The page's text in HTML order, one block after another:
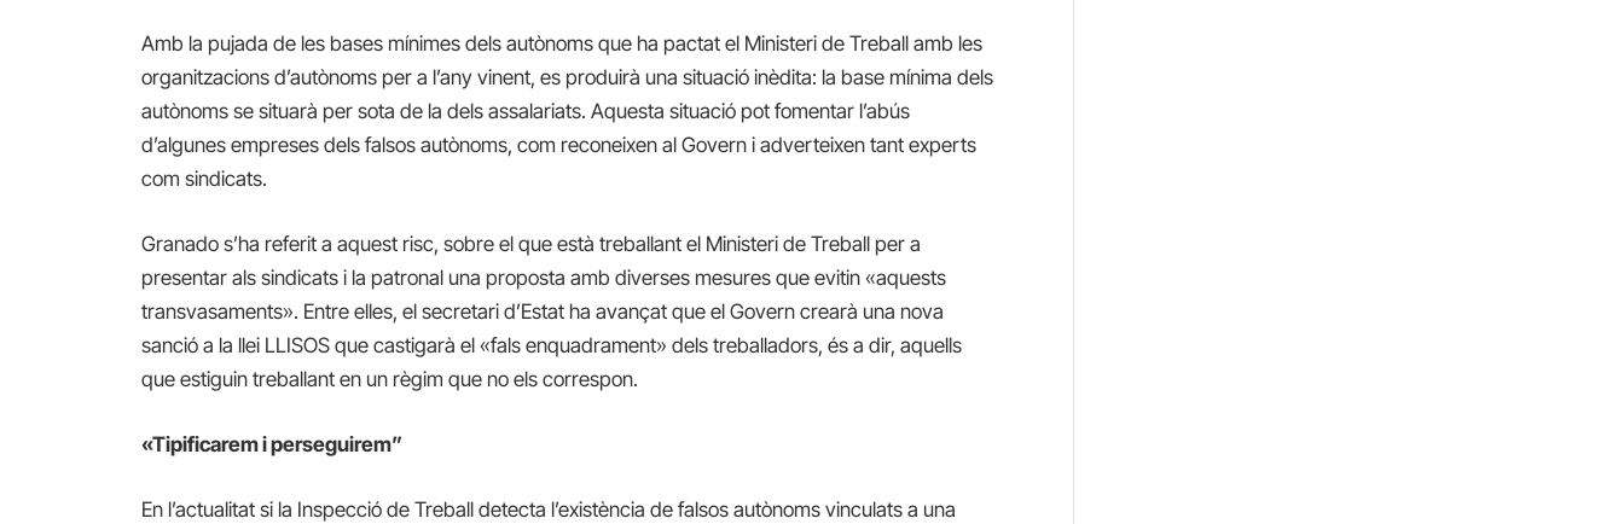
Amb la pujada de les bases mínimes dels autònoms que ha pactat el Ministeri de Treball amb les
organitzacions d’autònoms per a l’any vinent, es produirà una situació inèdita: la base mínima dels
autònoms se situarà per sota de la dels assalariats. Aquesta situació pot fomentar l’abús
d’algunes empreses dels falsos autònoms, com reconeixen al Govern i adverteixen tant experts
com sindicats.
Granado s’ha referit a aquest risc, sobre el que està treballant el Ministeri de Treball per a
presentar als sindicats i la patronal una proposta amb diverses mesures que evitin «aquests
transvasaments». Entre elles, el secretari d’Estat ha avançat que el Govern crearà una nova
sanció a la llei LLISOS que castigarà el «fals enquadrament» dels treballadors, és a dir, aquells
que estiguin treballant en un règim que no els correspon.
«Tipificarem i perseguirem”
En l’actualitat si la Inspecció de Treball detecta l’existència de falsos autònoms vinculats a una